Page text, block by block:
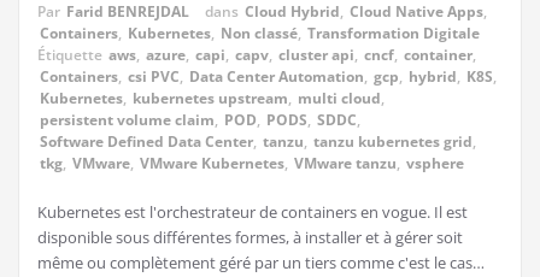
Par Farid BENREJDAL dans Cloud Hybrid, Cloud Native Apps,
Containers, Kubernetes, Non classé, Transformation Digitale
Étiquette aws, azure, capi, capv, cluster api, cncf, container,
Containers, csi PVC, Data Center Automation, gcp, hybrid, K8S,
Kubernetes, kubernetes upstream, multi cloud,
persistent volume claim, POD, PODS, SDDC,
Software Defined Data Center, tanzu, tanzu kubernetes grid,
tkg, VMware, VMware Kubernetes, VMware tanzu, vsphere
Kubernetes est l'orchestrateur de containers en vogue. Il est
disponible sous différentes formes, à installer et à gérer soit
même ou complètement géré par un tiers comme c'est le cas…